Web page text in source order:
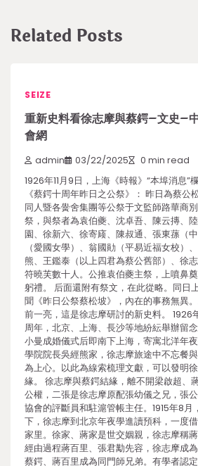
Related Posts
SEIZE
重新史料看徐志摩與蔡鍔–文史–
會網
admin 03/22/2025 0 min read
1926年11月9日，上海《時報》“本埠消息”
《蔡鍔十周年昨日之公祭》： 昨日為蔡公
同人暨各黌舍集團等公祭于文監師路華商
祭，與祭者為袁伯夔、沈卓吾、陳云摶、
園、徐新六、徐寄庼、陳叔通、張東蓀（
（愛國女學）、翁國勛（平易近福女校）
熊、王鑑泰（以上四君為蔡公舊部）、徐
符曉芙數十人。公推袁伯夔主祭，上噴鼻
躬禮。 后面還附有祭文，在此從略。同日
聞《昨日公祭蔡松坡》，內在的事務無異
前一亮，這是徐志摩研討的新史料。 1926
周年，北京、上海、長沙等地紛紜舉辦留
小曼成婚儀式后即南下上海，寄寓北洋年
學院院長吳經熊家，徐志摩旅途中不忘餐
為上心。以此為線索梳理文獻，可以發明
緣。 徐志摩與蔡鍔結緣，離不開梁啟超、
公權，二張是徐志摩原配張幼儀之兄，張
協會的評斷員和駐滬管帳主任。1915年8
下，徐志摩到北京年夜學進讀預科，一度
家里。徐家、蔣家是世交姻親，徐志摩稱蔣
經由過程蔣百里、張君勱先容，徐志摩成
蔡鍔、蔣百里成為同門師兄弟。有學者認